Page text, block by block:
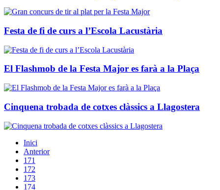
Festa de fi de curs a l’Escola Lacustària
El Flashmob de la Festa Major es farà a la Plaça
Cinquena trobada de cotxes clàssics a Llagostera
Inici
Anterior
171
172
173
174